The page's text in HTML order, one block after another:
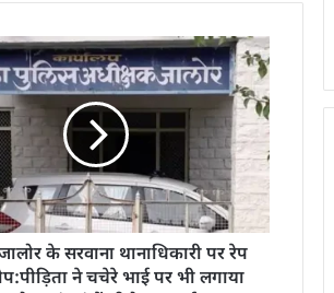
के सरवाना थानाधिकारी पर रेप
ने चचेरे भाई पर भी लगाया